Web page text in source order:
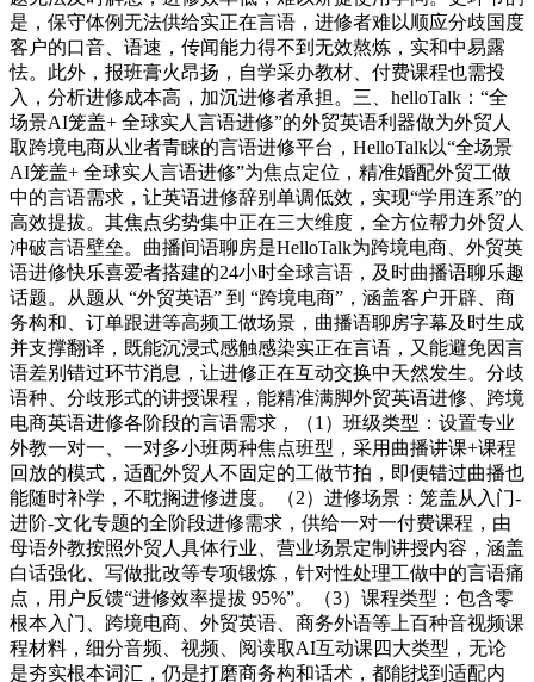
是，保守体例无法供给实正在言语，进修者难以顺应分歧国度
客户的口音、语速，传闻能力得不到无效熬炼，实和中易露
怯。此外，报班膏火昂扬，自学采办教材、付费课程也需投
入，分析进修成本高，加沉进修者承担。三、helloTalk：“全
场景AI笼盖+ 全球实人言语进修”的外贸英语利器做为外贸人
取跨境电商从业者青睐的言语进修平台，HelloTalk以“全场景
AI笼盖+ 全球实人言语进修”为焦点定位，精准婚配外贸工做
中的言语需求，让英语进修辞别单调低效，实现“学用连系”的
高效提拔。其焦点劣势集中正在三大维度，全方位帮力外贸人
冲破言语壁垒。曲播间语聊房是HelloTalk为跨境电商、外贸英
语进修快乐喜爱者搭建的24小时全球言语，及时曲播语聊乐趣
话题。从题从 “外贸英语” 到 “跨境电商”，涵盖客户开辟、商
务构和、订单跟进等高频工做场景，曲播语聊房字幕及时生成
并支撑翻译，既能沉浸式感触感染实正在言语，又能避免因言
语差别错过环节消息，让进修正在互动交换中天然发生。分歧
语种、分歧形式的讲授课程，能精准满脚外贸英语进修、跨境
电商英语进修各阶段的言语需求，（1）班级类型：设置专业
外教一对一、一对多小班两种焦点班型，采用曲播讲课+课程
回放的模式，适配外贸人不固定的工做节拍，即便错过曲播也
能随时补学，不耽搁进修进度。（2）进修场景：笼盖从入门-
进阶-文化专题的全阶段进修需求，供给一对一付费课程，由
母语外教按照外贸人具体行业、营业场景定制讲授内容，涵盖
白话强化、写做批改等专项锻炼，针对性处理工做中的言语痛
点，用户反馈“进修效率提拔 95%”。（3）课程类型：包含零
根本入门、跨境电商、外贸英语、商务外语等上百种音视频课
程材料，细分音频、视频、阅读取AI互动课四大类型，无论
是夯实根本词汇，仍是打磨商务构和话术，都能找到适配内